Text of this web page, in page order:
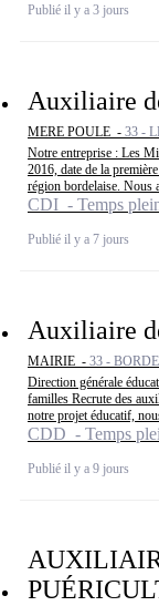
Publié il y a 3 jours
Auxiliaire
MERE POULE - 33 -
Notre entreprise : Les
2016, date de la
région bordelaise. Nous
CDI - Temps
Publié il y a 7 jours
Auxiliaire
MAIRIE - 33 -
Direction générale
familles Recrute des
notre projet éducatif,
CDD - Temps
Publié il y a 9 jours